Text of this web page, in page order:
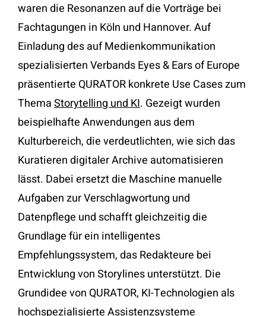
waren die Resonanzen auf die Vorträge bei
Fachtagungen in Köln und Hannover. Auf
Einladung des auf Medienkommunikation
spezialisierten Verbands Eyes & Ears of Europe
präsentierte QURATOR konkrete Use Cases zum
ThemaStorytelling und KI. Gezeigt wurden
beispielhafte Anwendungen aus dem
Kulturbereich, die verdeutlichten, wie sich das
Kuratieren digitaler Archive automatisieren
lässt. Dabei ersetzt die Maschine manuelle
Aufgaben zur Verschlagwortung und
Datenpflege und schafft gleichzeitig die
Grundlage für ein intelligentes
Empfehlungssystem, das Redakteure bei
Entwicklung von Storylines unterstützt. Die
Grundidee von QURATOR, KI-Technologien als
hochspezialisierte Assistenzsysteme